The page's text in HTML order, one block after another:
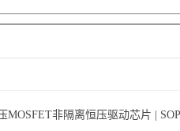
MOSFET非隔离恒压驱动芯片 |